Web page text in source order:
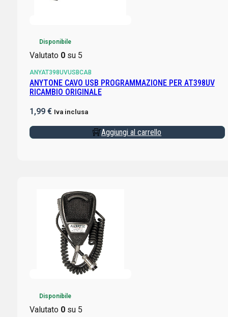
Disponibile
Valutato 0su 5
ANYAT398UVUSBCAB
ANYTONE CAVO USB PROGRAMMAZIONE PER AT398UV
RICAMBIO ORIGINALE
1,99 € Iva inclusa
Aggiungi al carrello
Disponibile
Valutato 0su 5